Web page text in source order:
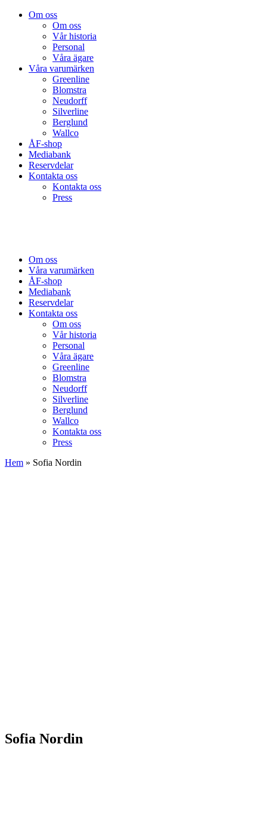
Om oss
Om oss
Vår historia
Personal
Våra ägare
Våra varumärken
Greenline
Blomstra
Neudorff
Silverline
Berglund
Wallco
ÅF-shop
Mediabank
Reservdelar
Kontakta oss
Kontakta oss
Press
Om oss
Våra varumärken
ÅF-shop
Mediabank
Reservdelar
Kontakta oss
Om oss
Vår historia
Personal
Våra ägare
Greenline
Blomstra
Neudorff
Silverline
Berglund
Wallco
Kontakta oss
Press
Hem » Sofia Nordin
Sofia Nordin